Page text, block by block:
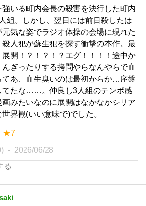
強いる町内会長の殺害を決行した町内
組。しかし、翌日には前日殺したは
元気な姿でラジオ体操の会場に現れた
殺人犯が蘇生犯を探す衝撃の本作。最
展開！？！？！？エグ！！！！途中か
んぎったりする拷問やらなんやらで血
てあ、血生臭いのは最初からか…序盤
てたな……。仲良し3人組のテンポ感
画みたいなのに展開はなかなかシリア
界観(いい意味で)でした。
★7
2026/06/28